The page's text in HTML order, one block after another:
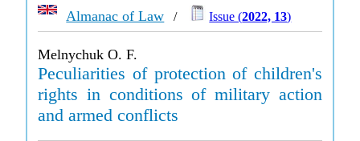
Almanac of Law / Issue (2022, 13)
Melnychuk O. F.
Peculiarities of protection of children's
rights in conditions of military action
and armed conflicts